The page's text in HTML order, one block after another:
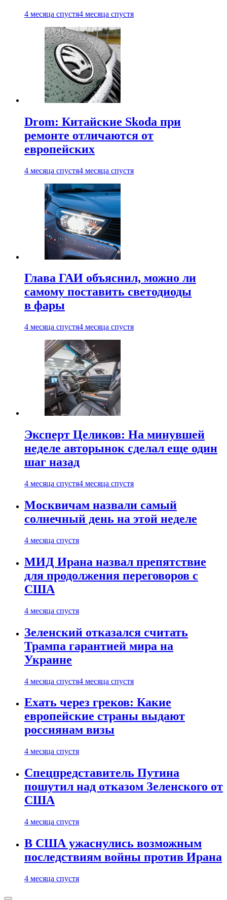
4 месяца спустя4 месяца спустя
Drom: Китайские Skoda при
ремонте отличаются от
европейских
4 месяца спустя4 месяца спустя
Глава ГАИ объяснил, можно ли
самому поставить светодиоды
в фары
4 месяца спустя4 месяца спустя
Эксперт Целиков: На минувшей
неделе авторынок сделал еще один
шаг назад
4 месяца спустя4 месяца спустя
Москвичам назвали самый
солнечный день на этой неделе
4 месяца спустя
МИД Ирана назвал препятствие
для продолжения переговоров с
США
4 месяца спустя
Зеленский отказался считать
Трампа гарантией мира на
Украине
4 месяца спустя4 месяца спустя
Ехать через греков: Какие
европейские страны выдают
россиянам визы
4 месяца спустя
Спецпредставитель Путина
пошутил над отказом Зеленского от
США
4 месяца спустя
В США ужаснулись возможным
последствиям войны против Ирана
4 месяца спустя